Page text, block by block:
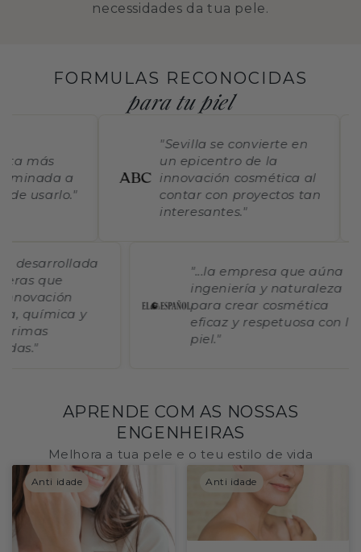
necessidades da tua pele.
FORMULAS RECONOCIDAS
para tu piel
más
a
usarlo."
"Sevilla se convierte en
un epicentro de la
innovación cosmética al
contar con proyectos tan
interesantes."
desarrollada
que
innovación
química y
primas
"...la empresa que aúna
ingeniería y naturaleza
para crear cosmética
eficaz y respetuosa con
piel."
APRENDE COM AS NOSSAS
ENGENHEIRAS
Melhora a tua pele e o teu estilo de vida
Anti idade Anti idade